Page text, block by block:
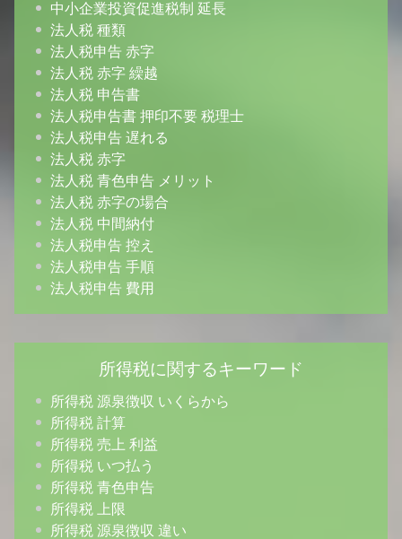
中小企業投資促進税制 延長
法人税 種類
法人税申告 赤字
法人税 赤字 繰越
法人税 申告書
法人税申告書 押印不要 税理士
法人税申告 遅れる
法人税 赤字
法人税 青色申告 メリット
法人税 赤字の場合
法人税 中間納付
法人税申告 控え
法人税申告 手順
法人税申告 費用
所得税に関するキーワード
所得税 源泉徴収 いくらから
所得税 計算
所得税 売上 利益
所得税 いつ払う
所得税 青色申告
所得税 上限
所得税 源泉徴収 違い